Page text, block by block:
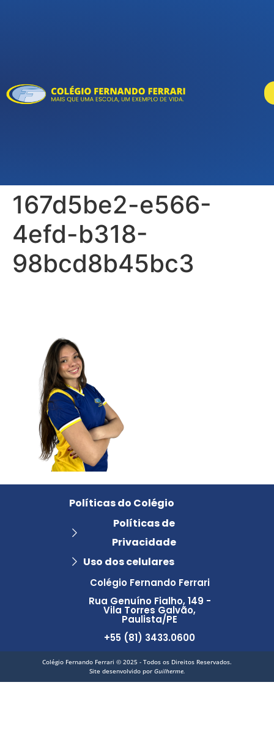
167d5be2-e566-
4efd-b318-
98bcd8b45bc3
Colégio Fernando Ferrari
Rua Genuíno Fialho, 149 -
Vila Torres Galvão,
Paulista/PE
+55 (81) 3433.0600
Políticas do Colégio
Políticas de
Privacidade
Uso dos celulares
Colégio Fernando Ferrari © 2025 - Todos os Direitos Reservados.
Site desenvolvido por Guilherme.